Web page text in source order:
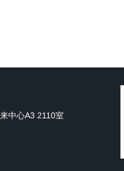
中心A3 2110室